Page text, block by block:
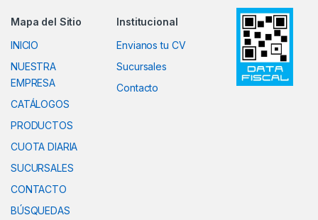
Mapa del Sitio
INICIO
NUESTRA
EMPRESA
CATÁLOGOS
PRODUCTOS
CUOTA DIARIA
SUCURSALES
CONTACTO
BÚSQUEDAS
Institucional
Envianos tu CV
Sucursales
Contacto